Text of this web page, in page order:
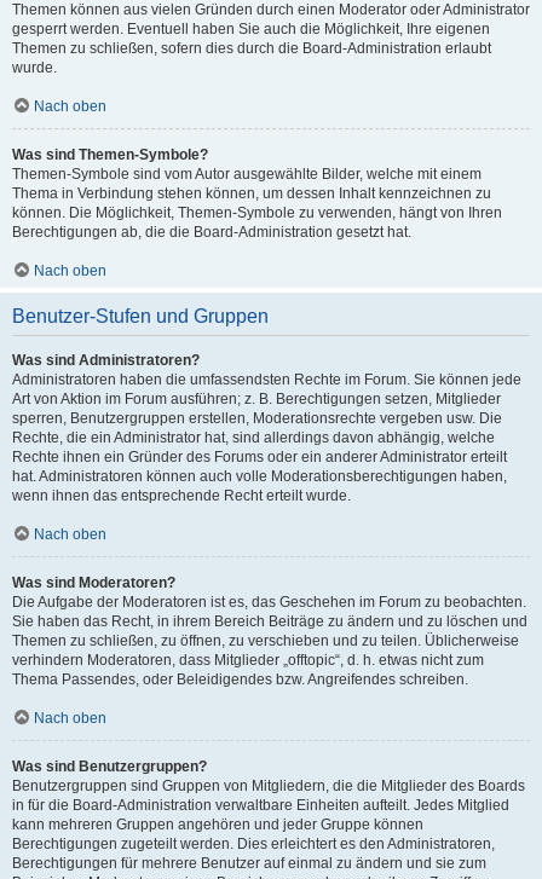
Themen können aus vielen Gründen durch einen Moderator oder Administrator
gesperrt werden. Eventuell haben Sie auch die Möglichkeit, Ihre eigenen
Themen zu schließen, sofern dies durch die Board-Administration erlaubt
wurde.
Nach oben
Was sind Themen-Symbole?
Themen-Symbole sind vom Autor ausgewählte Bilder, welche mit einem
Thema in Verbindung stehen können, um dessen Inhalt kennzeichnen zu
können. Die Möglichkeit, Themen-Symbole zu verwenden, hängt von Ihren
Berechtigungen ab, die die Board-Administration gesetzt hat.
Nach oben
Benutzer-Stufen und Gruppen
Was sind Administratoren?
Administratoren haben die umfassendsten Rechte im Forum. Sie können jede
Art von Aktion im Forum ausführen; z. B. Berechtigungen setzen, Mitglieder
sperren, Benutzergruppen erstellen, Moderationsrechte vergeben usw. Die
Rechte, die ein Administrator hat, sind allerdings davon abhängig, welche
Rechte ihnen ein Gründer des Forums oder ein anderer Administrator erteilt
hat. Administratoren können auch volle Moderationsberechtigungen haben,
wenn ihnen das entsprechende Recht erteilt wurde.
Nach oben
Was sind Moderatoren?
Die Aufgabe der Moderatoren ist es, das Geschehen im Forum zu beobachten.
Sie haben das Recht, in ihrem Bereich Beiträge zu ändern und zu löschen und
Themen zu schließen, zu öffnen, zu verschieben und zu teilen. Üblicherweise
verhindern Moderatoren, dass Mitglieder „offtopic“, d. h. etwas nicht zum
Thema Passendes, oder Beleidigendes bzw. Angreifendes schreiben.
Nach oben
Was sind Benutzergruppen?
Benutzergruppen sind Gruppen von Mitgliedern, die die Mitglieder des Boards
in für die Board-Administration verwaltbare Einheiten aufteilt. Jedes Mitglied
kann mehreren Gruppen angehören und jeder Gruppe können
Berechtigungen zugeteilt werden. Dies erleichtert es den Administratoren,
Berechtigungen für mehrere Benutzer auf einmal zu ändern und sie zum